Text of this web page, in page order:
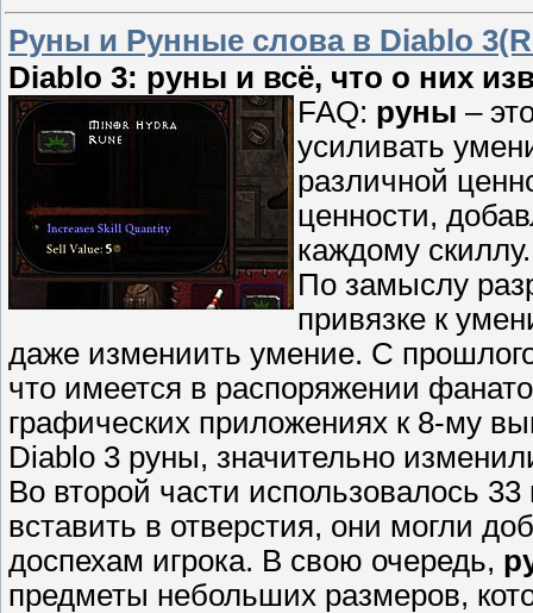
Руны и Рунные слова в Diablo
Diablo 3: руны и всё, что о них
FAQ: руны –
усиливать
различной
ценности,
каждому
По замыслу
привязке к
даже измениить умение. С
что имеется в распоряжении
графических приложениях к 8-му
Diablo 3 руны, значительно
Во второй части использовалось
вставить в отверстия, они могли
доспехам игрока. В свою очередь,
предметы небольших размеров,